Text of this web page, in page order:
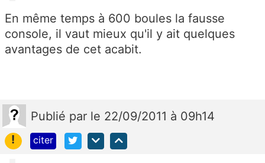
En même temps à 600 boules la fausse
console, il vaut mieux qu'il y ait quelques
avantages de cet acabit.
Publié par le 22/09/2011 à 09h14
!
citer